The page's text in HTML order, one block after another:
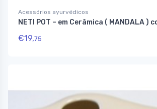
Acessórios ayurvédicos
NETI POT – em Cerâmica ( MANDALA )
€19,75